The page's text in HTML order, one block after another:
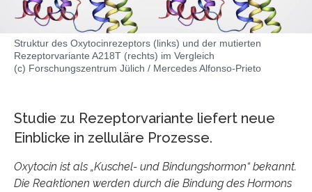
Struktur des Oxytocinrezeptors (links) und der mutierten
Rezeptorvariante A218T (rechts) im Vergleich
(c) Forschungszentrum Jülich / Mercedes Alfonso-Prieto
Studie zu Rezeptorvariante liefert neue
Einblicke in zelluläre Prozesse.
Oxytocin ist als „Kuschel- und Bindungshormon“ bekannt.
Die Reaktionen werden durch die Bindung des Hormons